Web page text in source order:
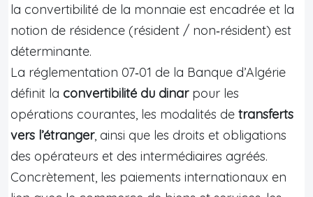
la convertibilité de la monnaie est encadrée et la
notion de résidence (résident / non‑résident) est
déterminante.
La réglementation 07‑01 de la Banque d’Algérie
définit la convertibilité du dinarpour les
opérations courantes, les modalités de transferts
vers l’étranger, ainsi que les droits et obligations
des opérateurs et des intermédiaires agréés.
Concrètement, les paiements internationaux en